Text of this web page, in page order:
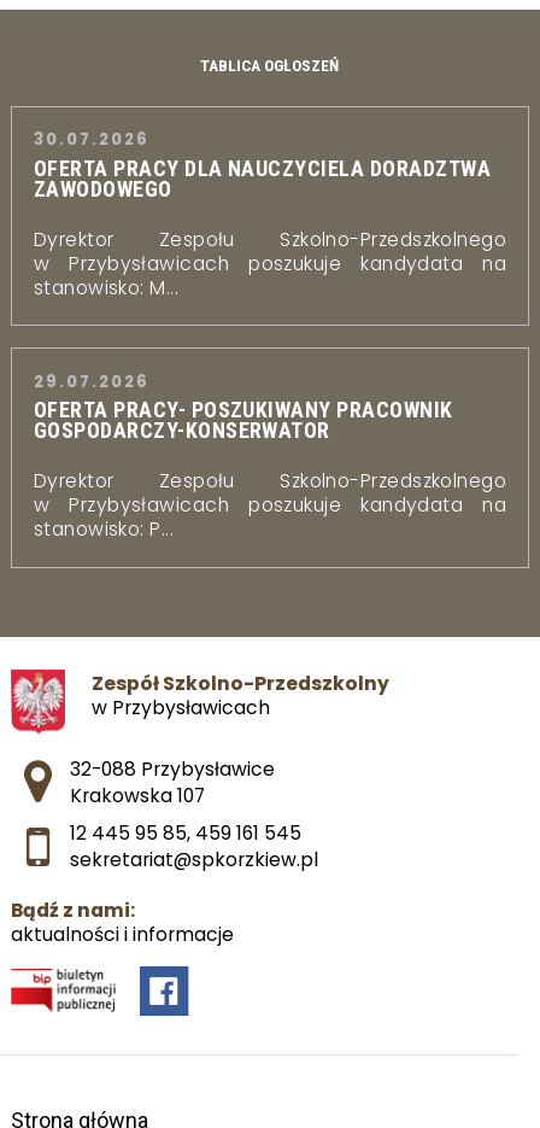
TABLICA OGŁOSZEŃ
30.07.2026
OFERTA PRACY DLA NAUCZYCIELA DORADZTWA
ZAWODOWEGO
Dyrektor Zespołu Szkolno-Przedszkolnego
w Przybysławicach poszukuje kandydata na
stanowisko: M...
29.07.2026
OFERTA PRACY- POSZUKIWANY PRACOWNIK
GOSPODARCZY-KONSERWATOR
Dyrektor Zespołu Szkolno-Przedszkolnego
w Przybysławicach poszukuje kandydata na
stanowisko: P...
Zespół Szkolno-Przedszkolny
w Przybysławicach
Adres pocztowy:
32-088 Przybysławice
Krakowska 107
12 445 95 85, 459 161 545
sekretariat@spkorzkiew.pl
Bądź z nami:
aktualności i informacje
Strona główna